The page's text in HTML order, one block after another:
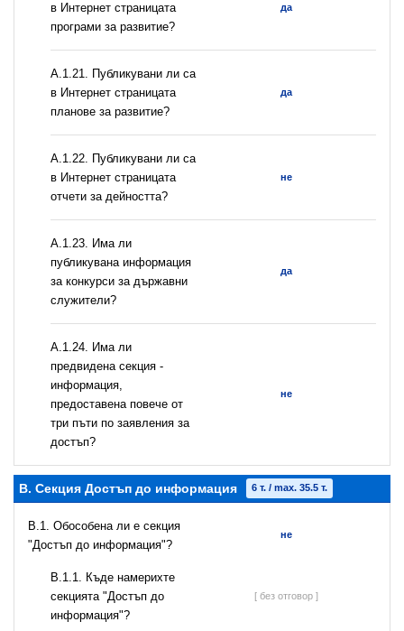
в Интернет страницата
програми за развитие?
да
А.1.21. Публикувани ли са
в Интернет страницата
планове за развитие?
да
А.1.22. Публикувани ли са
в Интернет страницата
отчети за дейността?
не
А.1.23. Има ли
публикувана информация
за конкурси за държавни
служители?
да
А.1.24. Има ли
предвидена секция -
информация,
предоставена повече от
три пъти по заявления за
достъп?
не
B. Секция Достъп до информация 6 т. / max. 35.5 т.
В.1. Обособена ли е секция
"Достъп до информация"?
не
В.1.1. Къде намерихте
секцията "Достъп до
информация"?
[ без отговор ]